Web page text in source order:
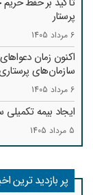
پرستار
6 مرداد 1405
اکنون زمان
سازمان‌های
6 مرداد 1405
ایجاد بیمه تکمیلی
5 مرداد 1405
پر بازدید ترین